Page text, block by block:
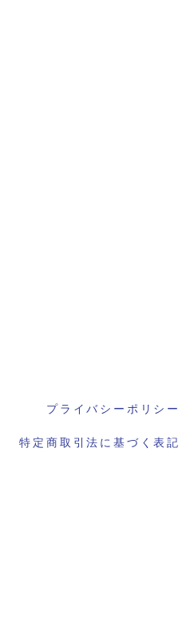
プライバシーポリシー
特定商取引法に基づく表記